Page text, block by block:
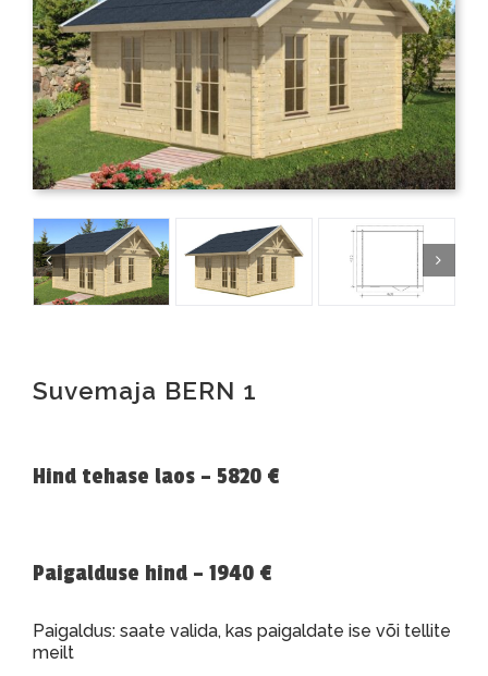
Suvemaja BERN 1
Hind tehase laos – 5820 €
Paigalduse hind – 1940 €
Paigaldus: saate valida, kas paigaldate ise või tellite
meilt